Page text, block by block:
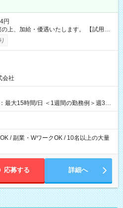
円
加給・優遇いたします。 【試用期
会社
最大15時間/日 ＜1週間の勤務例＞週3回
・木・土・日 好きな時にお仕事
/ 副業・WワークOK / 10名以上の大量
応募する 詳細へ